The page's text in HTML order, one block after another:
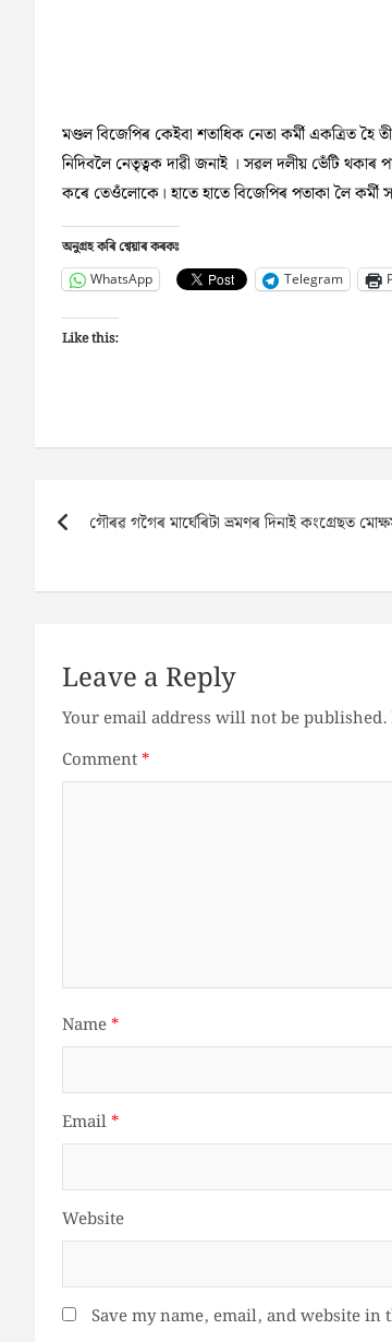
মণ্ডল বিজেপিৰ কেইবা শতাধিক নেতা কৰ্মী একত্ৰিত হৈ
নিদিবলৈ নেতৃত্বক দাৱী জনাই । সৱল দলীয় ভেঁটি থকাৰ
কৰে তেওঁলোকে। হাতে হাতে বিজেপিৰ পতাকা লৈ কৰ্মী
অনুগ্ৰহ কৰি শ্বেয়াৰ কৰকঃ
WhatsApp Telegram
Like this:
Post
navigation
গৌৰৱ গগৈৰ মাৰ্ঘেৰিটা ভ্ৰমণৰ দিনাই কংগ্ৰেছত
Leave a Reply
Your email address will not be published.
Comment*
Name*
Email*
Website
Save my name, email, and website